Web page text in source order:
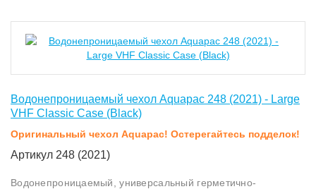
Водонепроницаемый чехол Aquapac 248 (2021) - Large
VHF Classic Case (Black)
Оригинальный чехол Aquapac! Остерегайтесь подделок!
Артикул 248 (2021)
Водонепроницаемый, универсальный герметично-